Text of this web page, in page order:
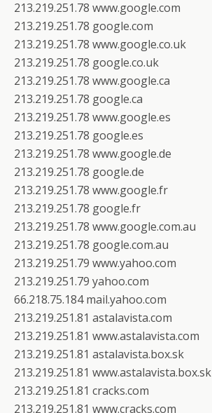
213.219.251.78 www.google.com
213.219.251.78 google.com
213.219.251.78 www.google.co.uk
213.219.251.78 google.co.uk
213.219.251.78 www.google.ca
213.219.251.78 google.ca
213.219.251.78 www.google.es
213.219.251.78 google.es
213.219.251.78 www.google.de
213.219.251.78 google.de
213.219.251.78 www.google.fr
213.219.251.78 google.fr
213.219.251.78 www.google.com.au
213.219.251.78 google.com.au
213.219.251.79 www.yahoo.com
213.219.251.79 yahoo.com
66.218.75.184 mail.yahoo.com
213.219.251.81 astalavista.com
213.219.251.81 www.astalavista.com
213.219.251.81 astalavista.box.sk
213.219.251.81 www.astalavista.box.sk
213.219.251.81 cracks.com
213.219.251.81 www.cracks.com